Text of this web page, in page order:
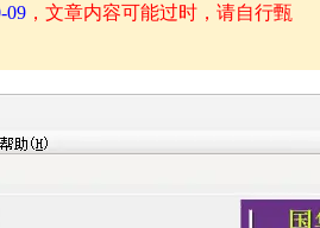
09 ，文章内容可能过时，请自行甄